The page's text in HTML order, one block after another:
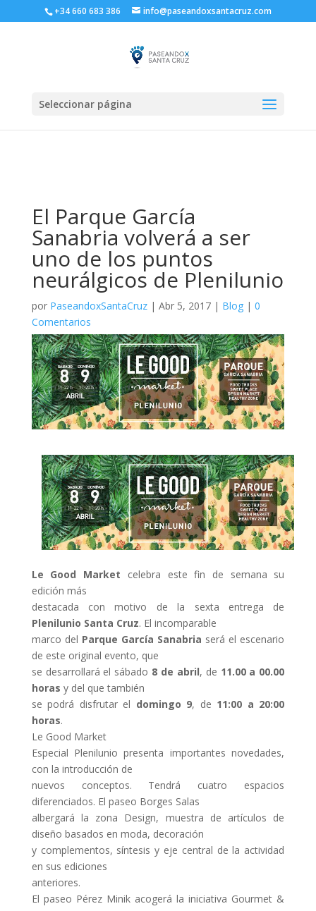
+34 660 683 386 info@paseandoxsantacruz.com
Seleccionar página
El Parque García
Sanabria volverá a ser
uno de los puntos
neurálgicos de Plenilunio
por PaseandoxSantaCruz| Abr 5, 2017| Blog| 0
Comentarios
Le Good Market celebra este fin de semana su
edición más
destacada con motivo de la sexta entrega de
Plenilunio Santa Cruz. El incomparable
marco del Parque García Sanabria será el escenario
de este original evento, que
se desarrollará el sábado 8 de abril, de 11.00 a 00.00
horas y del que también
se podrá disfrutar el domingo 9, de 11:00 a 20:00
horas.
Le Good Market
Especial Plenilunio presenta importantes novedades,
con la introducción de
nuevos conceptos. Tendrá cuatro espacios
diferenciados. El paseo Borges Salas
albergará la zona Design, muestra de artículos de
diseño basados en moda, decoración
y complementos, síntesis y eje central de la actividad
en sus ediciones
anteriores.
El paseo Pérez Minik acogerá la iniciativa Gourmet &